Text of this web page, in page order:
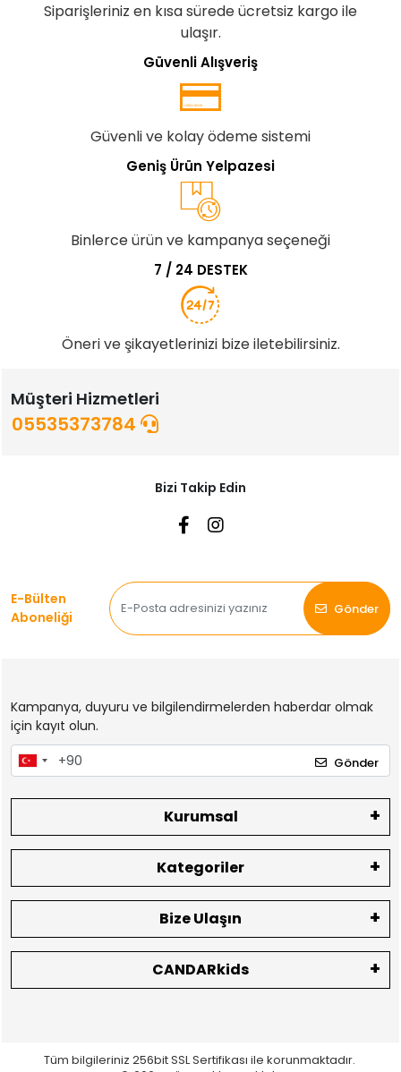
Siparişleriniz en kısa sürede ücretsiz kargo ile
ulaşır.
Güvenli Alışveriş
Güvenli ve kolay ödeme sistemi
Geniş Ürün Yelpazesi
Binlerce ürün ve kampanya seçeneği
7 / 24 DESTEK
Öneri ve şikayetlerinizi bize iletebilirsiniz.
Müşteri Hizmetleri
05535373784
Bizi Takip Edin
E-Bülten
Aboneliği
Gönder
Kampanya, duyuru ve bilgilendirmelerden haberdar olmak
için kayıt olun.
Gönder
Kurumsal
Kategoriler
Bize Ulaşın
CANDARkids
Tüm bilgileriniz 256bit SSL Sertifikası ile korunmaktadır.